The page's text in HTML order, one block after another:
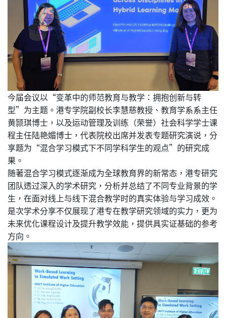
今届会议以“变革中的师范教育与教学：拥抱创新与转
型”为主题。港专学院副校长李慧慈教授、教育学系系主任
黄颕琪博士，以及运动管理及训练（荣誉）社会科学学士课
程主任陆艳媚博士，代表院校出席并发表专题研究演说，分
享题为“混合学习模式下不同学科学生的观点”的研究成
果。
随著混合学习模式逐渐成为全球教育界的新常态，港专研究
团队透过深入的学术研究，分析并总结了不同专业背景的学
生，在面对线上与线下混合教学时的真实体验与学习成效。
是次学术分享不仅展现了港专在教学研究领域的实力，更为
未来优化课程设计及提升教学效能，提供具实证基础的参考
方向。